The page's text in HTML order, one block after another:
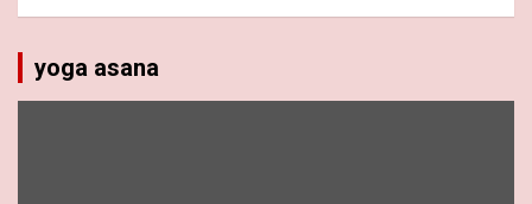
yoga asana